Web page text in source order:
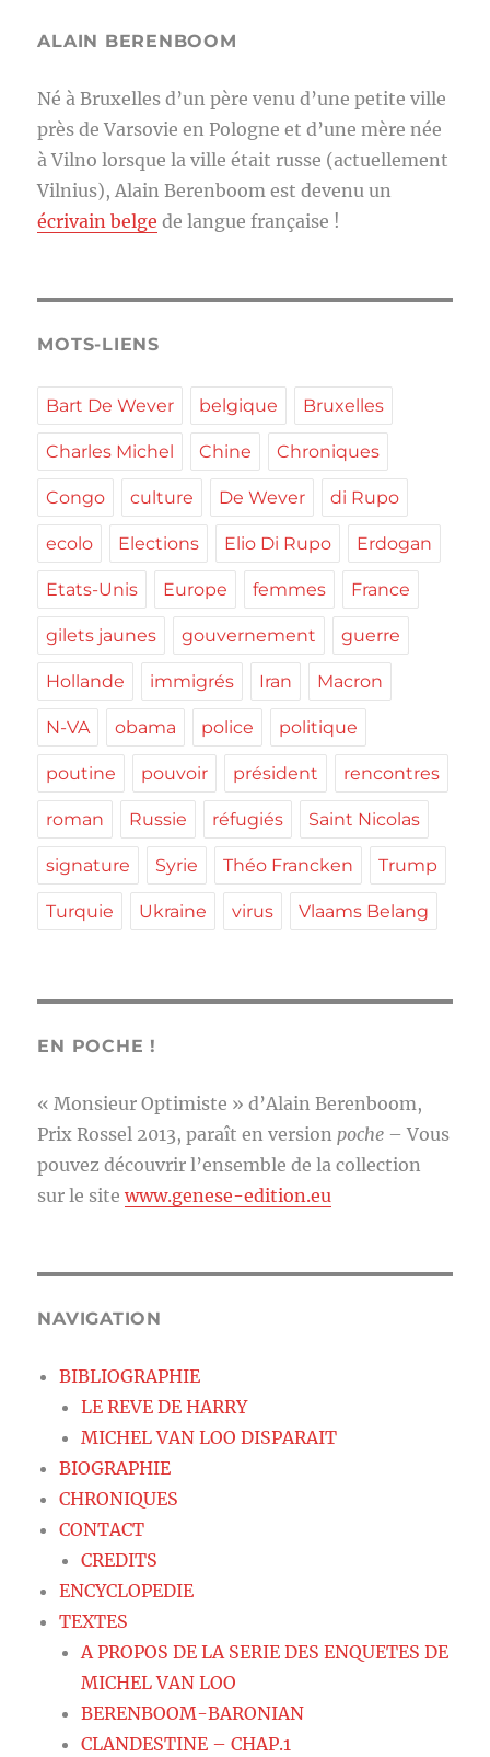
ALAIN BERENBOOM
Né à Bruxelles d’un père venu d’une petite ville
près de Varsovie en Pologne et d’une mère née
à Vilno lorsque la ville était russe (actuellement
Vilnius), Alain Berenboom est devenu un
écrivain belge de langue française !
MOTS-LIENS
Bart De Wever belgique Bruxelles
Charles Michel Chine Chroniques
Congo culture De Wever di Rupo
ecolo Elections Elio Di Rupo Erdogan
Etats-Unis Europe femmes France
gilets jaunes gouvernement guerre
Hollande immigrés Iran Macron
N-VA obama police politique
poutine pouvoir président rencontres
roman Russie réfugiés Saint Nicolas
signature Syrie Théo Francken Trump
Turquie Ukraine virus Vlaams Belang
EN POCHE !
« Monsieur Optimiste » d’Alain Berenboom,
Prix Rossel 2013, paraît en version poche – Vous
pouvez découvrir l’ensemble de la collection
sur le sitewww.genese-edition.eu
NAVIGATION
BIBLIOGRAPHIE
LE REVE DE HARRY
MICHEL VAN LOO DISPARAIT
BIOGRAPHIE
CHRONIQUES
CONTACT
CREDITS
ENCYCLOPEDIE
TEXTES
A PROPOS DE LA SERIE DES ENQUETES DE
MICHEL VAN LOO
BERENBOOM-BARONIAN
CLANDESTINE – CHAP.1